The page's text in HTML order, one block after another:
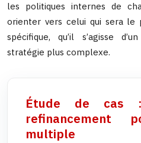
les politiques internes de
orienter vers celui qui sera
spécifique, qu’il s’agisse
stratégie plus complexe.
Étude de cas
refinancement
multiple